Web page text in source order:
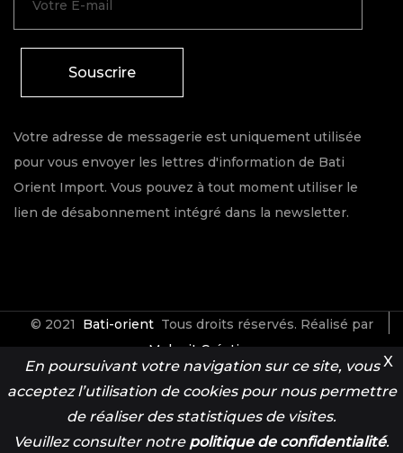
Souscrire
Votre adresse de messagerie est uniquement utilisée
pour vous envoyer les lettres d'information de Bati
Orient Import. Vous pouvez à tout moment utiliser le
lien de désabonnement intégré dans la newsletter.
© 2021 Bati-orient Tous droits réservés. Réalisé par
Make it Créative
Contact Espace Pro
En poursuivant votre navigation sur ce site, vous
acceptez l’utilisation de cookies pour nous permettre
de réaliser des statistiques de visites.
Veuillez consulter notre politique de confidentialité.
X